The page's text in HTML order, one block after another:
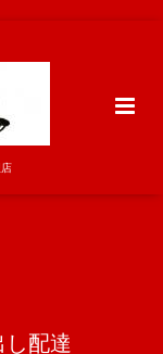
し配達